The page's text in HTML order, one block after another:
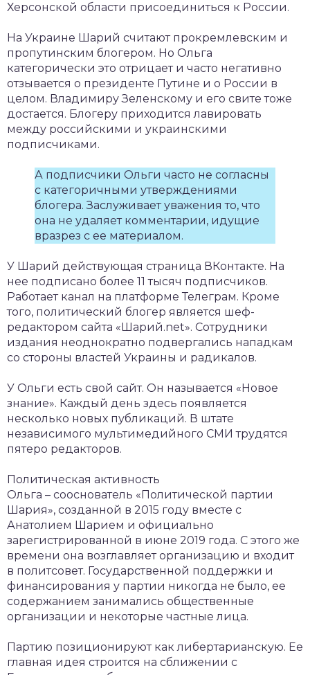
Херсонской области присоединиться к России.
На Украине Шарий считают прокремлевским и
пропутинским блогером. Но Ольга
категорически это отрицает и часто негативно
отзывается о президенте Путине и о России в
целом. Владимиру Зеленскому и его свите тоже
достается. Блогеру приходится лавировать
между российскими и украинскими
подписчиками.
А подписчики Ольги часто не согласны
с категоричными утверждениями
блогера. Заслуживает уважения то, что
она не удаляет комментарии, идущие
вразрез с ее материалом.
У Шарий действующая страница ВКонтакте. На
нее подписано более 11 тысяч подписчиков.
Работает канал на платформе Телеграм. Кроме
того, политический блогер является шеф-
редактором сайта «Шарий.net». Сотрудники
издания неоднократно подвергались нападкам
со стороны властей Украины и радикалов.
У Ольги есть свой сайт. Он называется «Новое
знание». Каждый день здесь появляется
несколько новых публикаций. В штате
независимого мультимедийного СМИ трудятся
пятеро редакторов.
Политическая активность
Ольга – сооснователь «Политической партии
Шария», созданной в 2015 году вместе с
Анатолием Шарием и официально
зарегистрированной в июне 2019 года. С этого же
времени она возглавляет организацию и входит
в политсовет. Государственной поддержки и
финансирования у партии никогда не было, ее
содержанием занимались общественные
организации и некоторые частные лица.
Партию позиционируют как либертарианскую. Ее
главная идея строится на сближении с